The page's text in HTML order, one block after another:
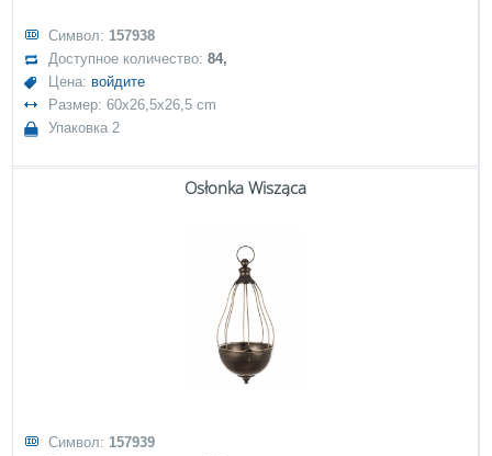
Символ: 157938
Доступное количество:84,
Цена: войдите
Размер: 60x26,5x26,5 cm
Упаковка 2
Osłonka Wisząca
Символ: 157939